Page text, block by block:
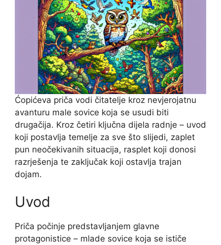
Ćopićeva priča vodi čitatelje kroz nevjerojatnu
avanturu male sovice koja se usudi biti
drugačija. Kroz četiri ključna dijela radnje – uvod
koji postavlja temelje za sve što slijedi, zaplet
pun neočekivanih situacija, rasplet koji donosi
razrješenja te zaključak koji ostavlja trajan
dojam.
Uvod
Priča počinje predstavljanjem glavne
protagonistice – mlade sovice koja se ističe